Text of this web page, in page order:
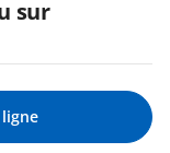
sur